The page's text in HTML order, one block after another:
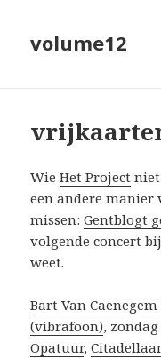
volume12
WieHet Project niet
een andere manier
missen:Gentblogt
volgende concert
weet.
Bart Van
(vibrafoon),
Opatuur,